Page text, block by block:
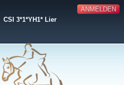
ANMELDEN
CSI 3*1*YH1* Lier